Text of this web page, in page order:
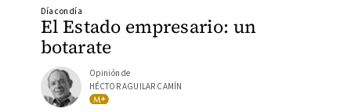
El Estado empresario: un
botarate
Día con día
Opinión de
HÉCTOR AGUILAR CAMÍN